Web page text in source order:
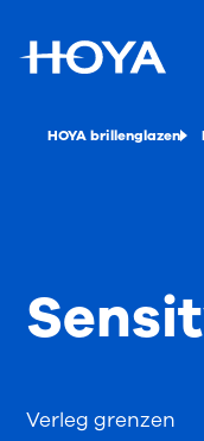
HOYA brillenglazen
Verleg grenzen